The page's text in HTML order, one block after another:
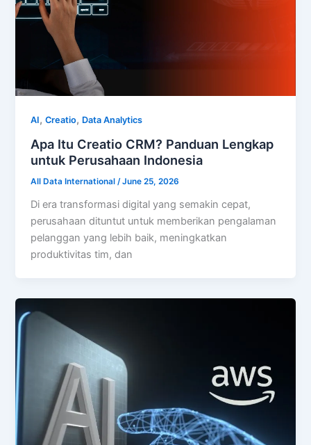
AI,Creatio, Data Analytics
Apa Itu Creatio CRM? Panduan Lengkap
untuk Perusahaan Indonesia
All Data International/June 25, 2026
Di era transformasi digital yang semakin cepat,
perusahaan dituntut untuk memberikan pengalaman
pelanggan yang lebih baik, meningkatkan
produktivitas tim, dan